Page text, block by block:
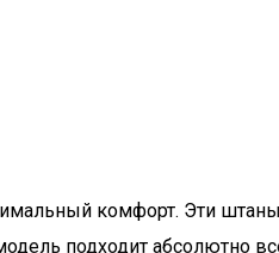
комфорт. Эти
подходит абсолютно